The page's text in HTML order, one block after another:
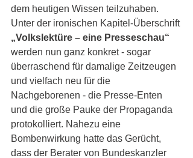
dem heutigen Wissen teilzuhaben.
Unter der ironischen Kapitel-Überschrift
„Volkslektüre – eine Presseschau“
werden nun ganz konkret - sogar
überraschend für damalige Zeitzeugen
und vielfach neu für die
Nachgeborenen - die Presse-Enten
und die große Pauke der Propaganda
protokolliert. Nahezu eine
Bombenwirkung hatte das Gerücht,
dass der Berater von Bundeskanzler